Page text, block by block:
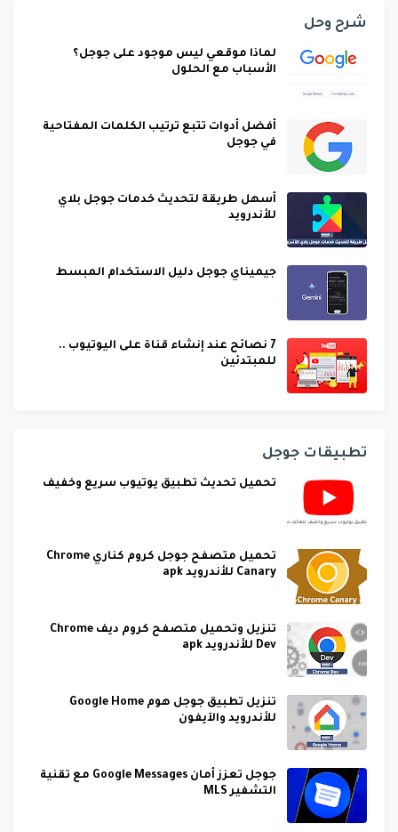
شرح وحل
لماذا موقعي ليس موجود على جوجل؟
الأسباب مع الحلول
أفضل أدوات تتبع ترتيب الكلمات المفتاحية
في جوجل
أسهل طريقة لتحديث خدمات جوجل بلاي
للأندرويد
جيميناي جوجل دليل الاستخدام المبسط
7 نصائح عند إنشاء قناة على اليوتيوب ..
للمبتدئين
تطبيقات جوجل
تحميل تحديث تطبيق يوتيوب سريع وخفيف
تحميل متصفح جوجل كروم كناري Chrome
Canary للأندرويد apk
تنزيل وتحميل متصفح كروم ديف Chrome
Dev للأندرويد apk
تنزيل تطبيق جوجل هوم Google Home
للأندرويد والآيفون
جوجل تعزز أمان Google Messages مع تقنية
التشفير MLS